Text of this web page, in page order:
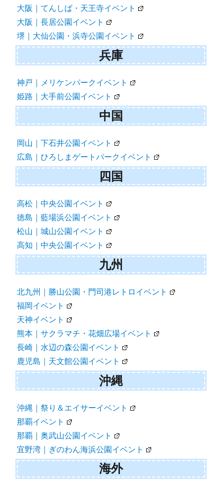
大阪｜てんしば・天王寺イベント
大阪｜長居公園イベント
堺｜大仙公園・浜寺公園イベント
兵庫
神戸｜メリケンパークイベント
姫路｜大手前公園イベント
中国
岡山｜下石井公園イベント
広島｜ひろしまゲートパークイベント
四国
高松｜中央公園イベント
徳島｜藍場浜公園イベント
松山｜城山公園イベント
高知｜中央公園イベント
九州
北九州｜勝山公園・門司港レトロイベント
福岡イベント
天神イベント
熊本｜サクラマチ・花畑広場イベント
長崎｜水辺の森公園イベント
鹿児島｜天文館公園イベント
沖縄
沖縄｜祭り＆エイサーイベント
那覇イベント
那覇｜奥武山公園イベント
宜野湾｜ぎのわん海浜公園イベント
海外